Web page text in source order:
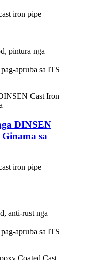
iron pipe
pintura nga
apruba sa ITS
DINSEN
sa
iron pipe
anti-rust nga
apruba sa ITS